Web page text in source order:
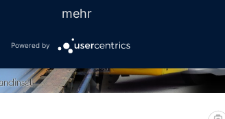
mehr
Powered by